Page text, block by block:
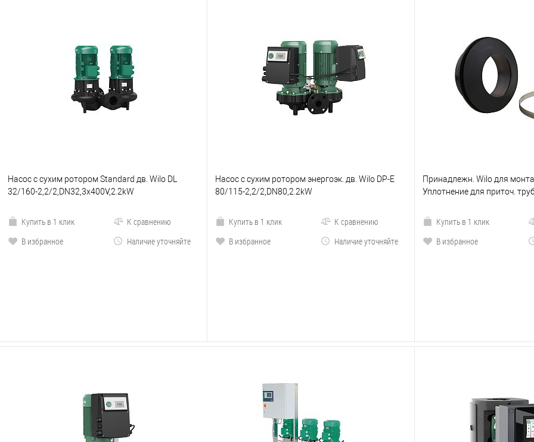
Насос с сухим ротором Standard дв. Wilo DL
32/160-2,2/2,DN32,3x400V,2.2kW
Купить в 1 клик
К сравнению
В избранное
Наличие уточняйте
Насос с сухим ротором энергоэк. дв. Wilo DP-E
80/115-2,2/2,DN80,2.2kW
Купить в 1 клик
К сравнению
В избранное
Наличие уточняйте
Принадлежн. Wilo для
Уплотнение для приточ.
Купить в 1 клик
В избранное